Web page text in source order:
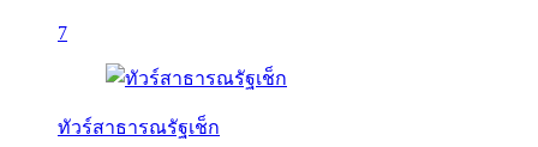
7
ทัวร์สาธารณรัฐเช็ก